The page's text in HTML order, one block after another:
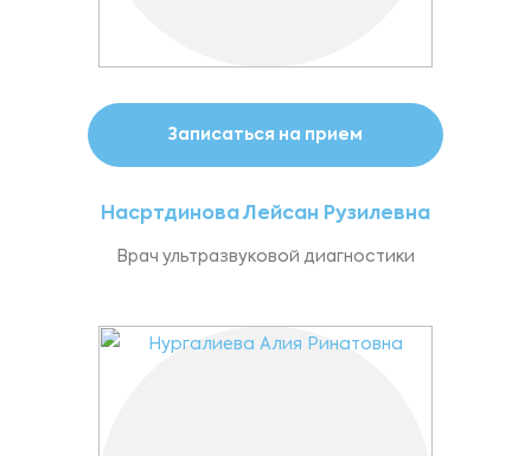
Записаться на прием
Насртдинова Лейсан Рузилевна
Врач ультразвуковой диагностики